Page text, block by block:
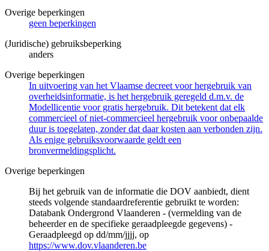
Overige beperkingen
geen beperkingen
(Juridische) gebruiksbeperking
anders
Overige beperkingen
In uitvoering van het Vlaamse decreet voor hergebruik van
overheidsinformatie, is het hergebruik geregeld d.m.v. de
Modellicentie voor gratis hergebruik. Dit betekent dat elk
commercieel of niet-commercieel hergebruik voor onbepaalde
duur is toegelaten, zonder dat daar kosten aan verbonden zijn.
Als enige gebruiksvoorwaarde geldt een
bronvermeldingsplicht.
Overige beperkingen
Bij het gebruik van de informatie die DOV aanbiedt, dient
steeds volgende standaardreferentie gebruikt te worden:
Databank Ondergrond Vlaanderen - (vermelding van de
beheerder en de specifieke geraadpleegde gegevens) -
Geraadpleegd op dd/mm/jjjj, op
https://www.dov.vlaanderen.be